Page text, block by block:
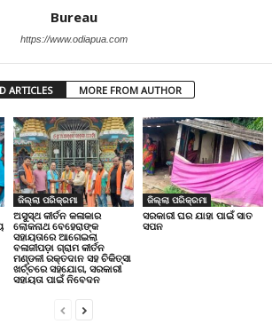
Bureau
https://www.odiapua.com
ARTICLES MORE FROM AUTHOR
ଜିଲ୍ଲା ପରିକ୍ରମା
ଅସୁସ୍ଥ କୀର୍ତନ କଳାକାର
ଲୋକନାଥ ବେହେରାଙ୍କ
ସହାୟତାରେ ଆଗେଇଲା
ବଳାଜୀପଡ଼ା ଗ୍ରାମ କୀର୍ତନ
ମଣ୍ଡଳୀ ରକ୍ତଦାନ ସହ ଚିକିତ୍ସା
ଖର୍ଚ୍ଚରେ ସହଯୋଗ, ସରକାରୀ
ସହାୟତା ପାଇଁ ନିବେଦନ
ଜିଲ୍ଲା ପରିକ୍ରମା
ସରକାରୀ ଘର ଯାହା ପାଇଁ ସାତ
ସପନ